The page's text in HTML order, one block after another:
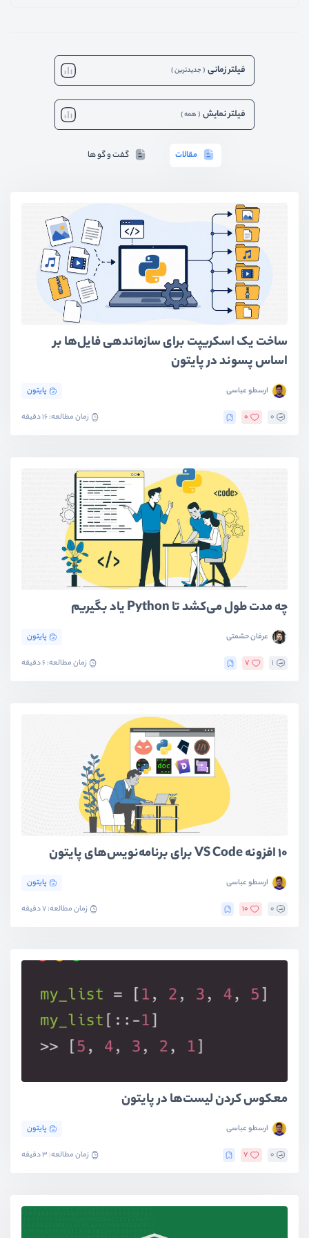
مقالات گفت و گو ها
فیلتر زمانی (جدیدترین)
فیلتر نمایش (همه)
ساخت یک اسکریپت برای سازماندهی فایل‌ها بر
اساس پسوند در پایتون
ارسطو عباسی پایتون
0
0 زمان مطالعه: 16 دقیقه
چه مدت طول می‌کشد تا Python یاد بگیریم
عرفان حشمتی پایتون
1
7 زمان مطالعه: 6 دقیقه
۱۰ افزونه VS Code برای برنامه‌نویس‌های پایتون
ارسطو عباسی پایتون
0
10 زمان مطالعه: 7 دقیقه
معکوس کردن لیست‌ها در پایتون
ارسطو عباسی پایتون
0
7 زمان مطالعه: 3 دقیقه